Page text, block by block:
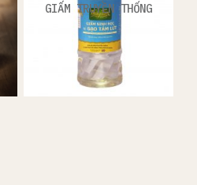
GIẤM TRUYỀN THỐNG